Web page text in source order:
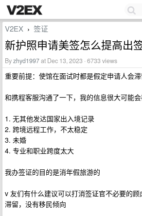
V2EX › 签证
新护照申请美签怎么提高出
Byzhyd1997at Dec 13, 2023 · 6733 views
重要前提：使馆在面试时都是假定申请人会
和携程客服沟通了一下，我的信息很大可能
1. 无其他发达国家出入境记录
2. 跨境远程工作，不太稳定
3. 未婚
4. 专业和职业跨度太大
我办签证的目的是消年假旅游的
v 友们有什么建议可以打消签证官不必要的
滞留，没有移民倾向